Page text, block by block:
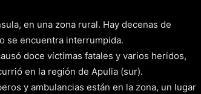
en una zona rural. Hay decenas de
se encuentra interrumpida.
doce víctimas fatales y varios heridos,
en la región de Apulia (sur).
y ambulancias están en la zona, un lugar